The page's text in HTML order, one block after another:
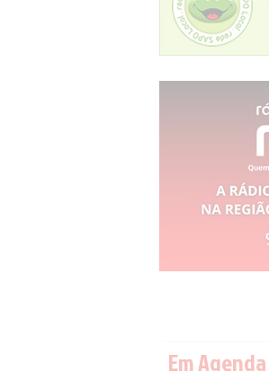
Em Agenda